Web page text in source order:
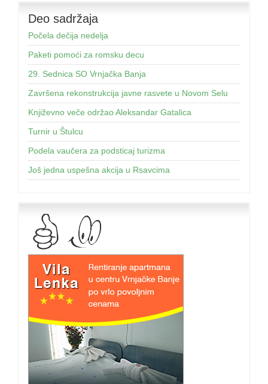
Deo sadržaja
Počela dečija nedelja
Paketi pomoći za romsku decu
29. Sednica SO Vrnjačka Banja
Završena rekonstrukcija javne rasvete u Novom Selu
Književno veče održao Aleksandar Gatalica
Turnir u Štulcu
Podela vaučera za podsticaj turizma
Još jednа uspešnа аkcijа u Rsаvcimа